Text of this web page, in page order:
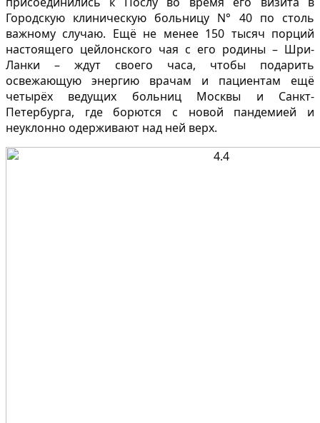
Городскую клиническую больницу N° 40 по столь
важному случаю. Ещё не менее 150 тысяч порций
настоящего цейлонского чая с его родины – Шри-
Ланки – ждут своего часа, чтобы подарить
освежающую энергию врачам и пациентам ещё
четырёх ведущих больниц Москвы и Санкт-
Петербурга, где борются с новой пандемией и
неуклонно одерживают над ней верх.